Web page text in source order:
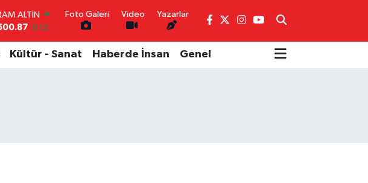
0.12
70
Foto Galeri Video Yazarlar
Kültür - Sanat Haberde İnsan Genel